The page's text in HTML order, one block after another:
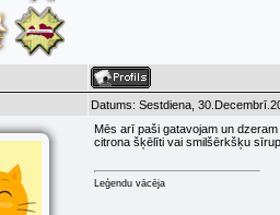
Datums: Sestdiena,
Mēs arī paši gatavojam un
citrona šķēlīti vai smilšērkšķu
Leģendu vācēja